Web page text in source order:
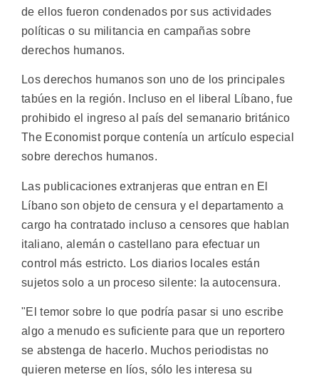
de ellos fueron condenados por sus actividades
políticas o su militancia en campañas sobre
derechos humanos.
Los derechos humanos son uno de los principales
tabúes en la región. Incluso en el liberal Líbano, fue
prohibido el ingreso al país del semanario británico
The Economist porque contenía un artículo especial
sobre derechos humanos.
Las publicaciones extranjeras que entran en El
Líbano son objeto de censura y el departamento a
cargo ha contratado incluso a censores que hablan
italiano, alemán o castellano para efectuar un
control más estricto. Los diarios locales están
sujetos solo a un proceso silente: la autocensura.
"El temor sobre lo que podría pasar si uno escribe
algo a menudo es suficiente para que un reportero
se abstenga de hacerlo. Muchos periodistas no
quieren meterse en líos, sólo les interesa su